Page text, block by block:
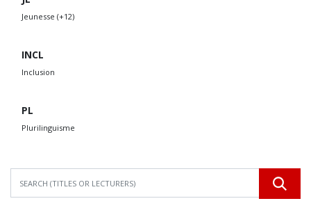
Jeunesse (+12)
INCL
Inclusion
PL
Plurilinguisme